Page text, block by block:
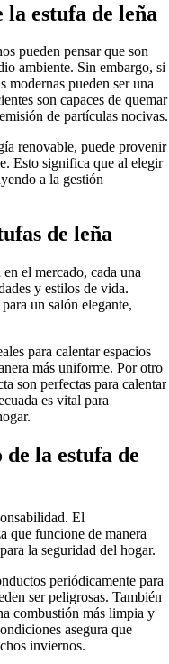
la estufa de leña
pueden pensar que son
ambiente. Sin embargo, si
modernas pueden ser una
son capaces de quemar
de partículas nocivas.
renovable, puede provenir
Esto significa que al elegir
a la gestión
de leña
el mercado, cada una
y estilos de vida.
un salón elegante,
para calentar espacios
más uniforme. Por otro
son perfectas para calentar
es vital para
la estufa de
El
que funcione de manera
la seguridad del hogar.
periódicamente para
ser peligrosas. También
combustión más limpia y
asegura que
inviernos.